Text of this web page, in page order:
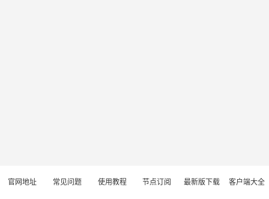
官网地址 常见问题 使用教程 节点订阅 最新版下载 客户端大全